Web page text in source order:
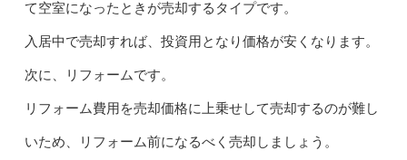
て空室になったときが売却するタイプです。
入居中で売却すれば、投資用となり価格が安くなります。
次に、リフォームです。
リフォーム費用を売却価格に上乗せして売却するのが難し
いため、リフォーム前になるべく売却しましょう。